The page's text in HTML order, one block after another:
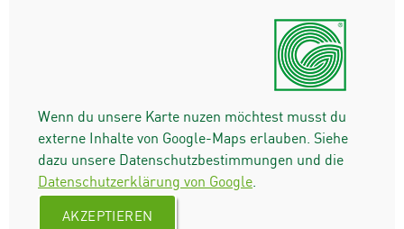
Wenn du unsere Karte nuzen möchtest musst du
externe Inhalte von Google-Maps erlauben. Siehe
dazu unsere Datenschutzbestimmungen und die
Datenschutzerklärung von Google.
AKZEPTIEREN